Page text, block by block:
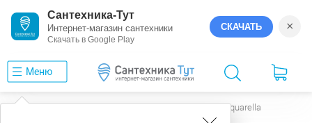
Сантехника-Тут
Интернет-магазин сантехники
Скачать в Google Play
СКАЧАТЬ ×
Меню
Aquarella